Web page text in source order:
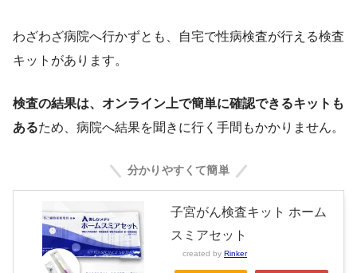
わざわざ病院へ行かずとも、自宅で性病検査が行える検査
キットがあります。
検査の結果は、オンライン上で簡単に確認できるキットも
あるため、病院へ結果を聞きに行く手間もかかりません。
分かりやすくて簡単
子宮がん検査キット ホーム
スミアセット
created by Rinker